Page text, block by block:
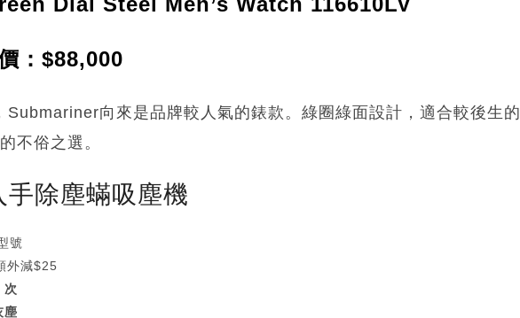
：$88,000
Submariner向來是品牌較人氣的錶款。綠圈綠面設計，適合較後生的
不俗之選。
除塵蟎吸塵機
號
外減$25
次
塵